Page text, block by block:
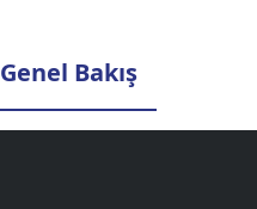
Genel Bakış